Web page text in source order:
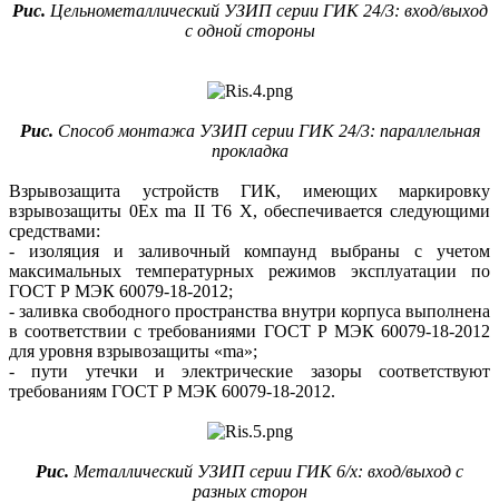
Рис. Цельнометаллический УЗИП серии ГИК 24/3: вход/выход
с одной стороны
Рис. Способ монтажа УЗИП серии ГИК 24/3: параллельная
прокладка
Взрывозащита устройств ГИК, имеющих маркировку
взрывозащиты 0Ex ma II T6 Х, обеспечивается следующими
средствами:
- изоляция и заливочный компаунд выбраны с учетом
максимальных температурных режимов эксплуатации по
ГОСТ Р МЭК 60079-18-2012;
- заливка свободного пространства внутри корпуса выполнена
в соответствии с требованиями ГОСТ Р МЭК 60079-18-2012
для уровня взрывозащиты «ma»;
- пути утечки и электрические зазоры соответствуют
требованиям ГОСТ Р МЭК 60079-18-2012.
Рис. Металлический УЗИП серии ГИК 6/х: вход/выход с
разных сторон